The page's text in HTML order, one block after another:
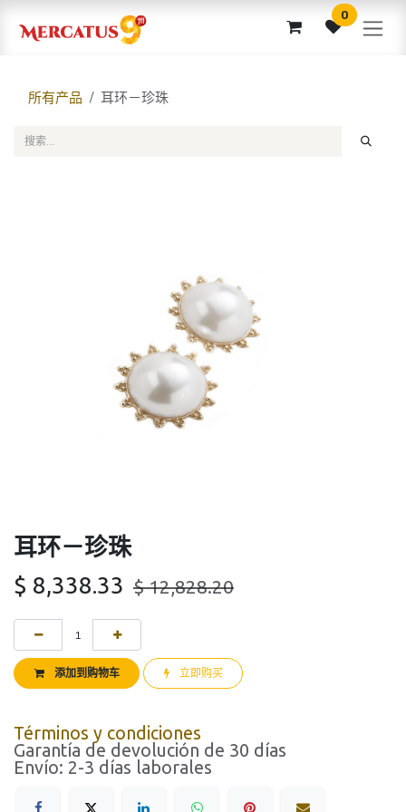
0
所有产品 耳环－珍珠
耳环－珍珠
$ 8,338.33 $12,828.20
添加到购物车 立即购买
Términos y condiciones
Garantía de devolución de 30 días
Envío: 2-3 días laborales